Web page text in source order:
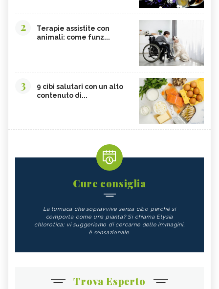
2
Terapie assistite con
animali: come funz...
3
9 cibi salutari con un alto
contenuto di...
Cure consiglia
La lumaca che sopravvive senza cibo perché si
comporta come una pianta? Si chiama Elysia
chlorotica; vi suggeriamo di cercarne delle immagini,
è sensazionale.
Trova Esperto